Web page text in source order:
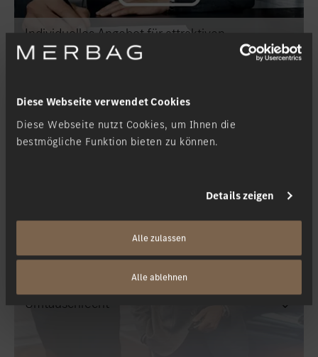
Diese Webseite verwendet Cookies
Diese Webseite nutzt Cookies, um Ihnen die
bestmögliche Funktion bieten zu können.
Details zeigen
Alle zulassen
Alle ablehnen
Individuelles Angebot für attraktiven
Servicevertrag
Umtauschrecht